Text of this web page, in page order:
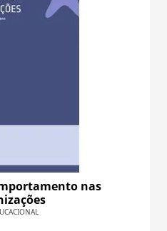
nas